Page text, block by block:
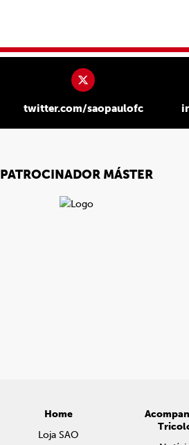
twitter.com/saopaulofc
PATROCINADOR MÁSTER
Home
Loja SAO